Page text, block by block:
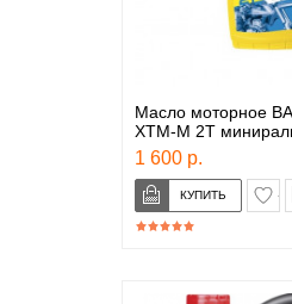
Масло моторное
XTM-M 2T
1 600 р.